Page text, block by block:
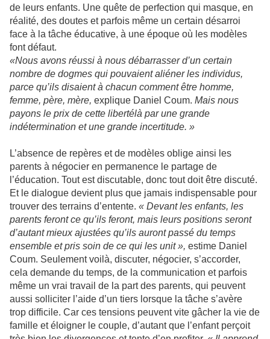
de leurs enfants. Une quête de perfection qui masque, en
réalité, des doutes et parfois même un certain désarroi
face à la tâche éducative, à une époque où les modèles
font défaut.
«Nous avons réussi à nous débarrasser d’un certain
nombre de dogmes qui pouvaient aliéner les individus,
parce qu’ils disaient à chacun comment être homme,
femme, père, mère, explique Daniel Coum. Mais nous
payons le prix de cette libertélà par une grande
indétermination et une grande incertitude. »
L’absence de repères et de modèles oblige ainsi les
parents à négocier en permanence le partage de
l’éducation. Tout est discutable, donc tout doit être discuté.
Et le dialogue devient plus que jamais indispensable pour
trouver des terrains d’entente. « Devant les enfants, les
parents feront ce qu’ils feront, mais leurs positions seront
d’autant mieux ajustées qu’ils auront passé du temps
ensemble et pris soin de ce qui les unit », estime Daniel
Coum. Seulement voilà, discuter, négocier, s’accorder,
cela demande du temps, de la communication et parfois
même un vrai travail de la part des parents, qui peuvent
aussi solliciter l’aide d’un tiers lorsque la tâche s’avère
trop difficile. Car ces tensions peuvent vite gâcher la vie de
famille et éloigner le couple, d’autant que l’enfant perçoit